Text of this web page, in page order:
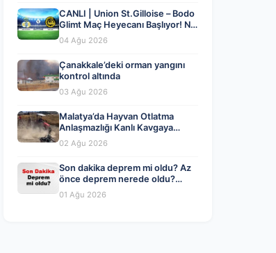
CANLI | Union St.Gilloise – Bodo
Glimt Maç Heyecanı Başlıyor! Ne
Zaman ve Nerede İzlenir? – 04
Ağustos 2026
04 Ağu 2026
Çanakkale’deki orman yangını
kontrol altında
03 Ağu 2026
Malatya’da Hayvan Otlatma
Anlaşmazlığı Kanlı Kavgaya
Dönüştü
02 Ağu 2026
Son dakika deprem mi oldu? Az
önce deprem nerede oldu?
İstanbul, Ankara, İzmir ve il il
AFAD son depremler 01 Ağustos
01 Ağu 2026